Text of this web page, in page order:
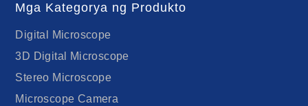
Mga Kategorya ng Produkto
Digital Microscope
3D Digital Microscope
Stereo Microscope
Microscope Camera